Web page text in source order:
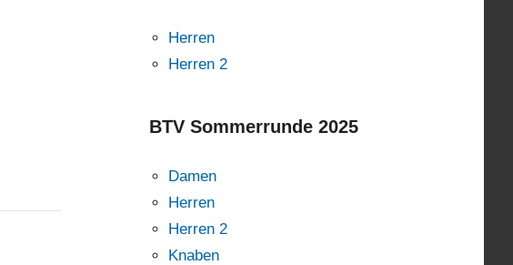
Herren
Herren 2
BTV Sommerrunde 2025
Damen
Herren
Herren 2
Knaben